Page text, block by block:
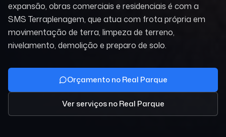
expansão, obras comerciais e residenciais é com a
SMS Terraplenagem, que atua com frota própria em
movimentação de terra, limpeza de terreno,
nivelamento, demolição e preparo de solo.
Orçamento no Real Parque
Ver serviçosno Real Parque